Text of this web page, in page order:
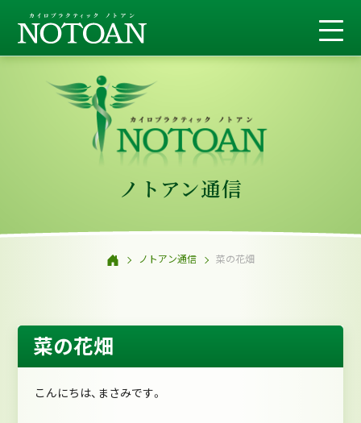
ノトアン通信
ノトアン通信 菜の花畑
菜の花畑
こんにちは、まさみです。